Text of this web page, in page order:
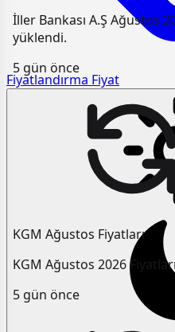
Fiyatlandırma Fiyat
İller Bankası A.Ş Ağustos
yüklendi.
5 gün önce
KGM Ağustos Fiyatları
KGM Ağustos 2026
5 gün önce